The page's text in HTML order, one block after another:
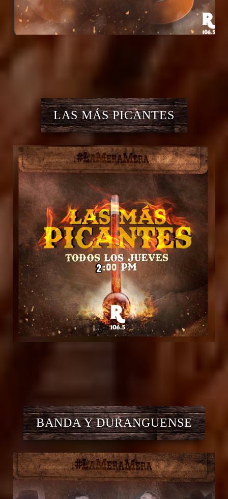
LAS MÁS PICANTES
BANDA Y DURANGUENSE